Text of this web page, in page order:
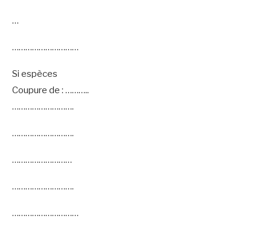
…
…………………………
Si espèces
Coupure de : ………..
……………………….
……………………….
………………………
……………………….
…………………………